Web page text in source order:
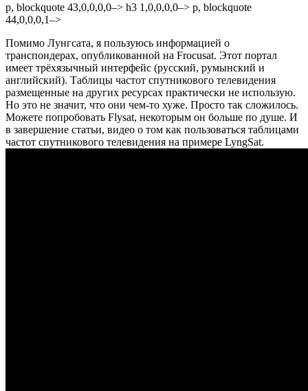
p, blockquote 43,0,0,0,0–> h3 1,0,0,0,0–> p, blockquote
44,0,0,0,1–>
Помимо Лунгсата, я пользуюсь информацией о
транспондерах, опубликованной на Frocusat. Этот портал
имеет трёхязычный интерфейс (русский, румынский и
английский). Таблицы частот спутникового телевидения
размещенные на других ресурсах практически не использую.
Но это не значит, что они чем-то хуже. Просто так сложилось.
Можете попробовать Flysat, некоторым он больше по душе. И
в завершение статьи, видео о том как пользоваться таблицами
частот спутникового телевидения на примере LyngSat.